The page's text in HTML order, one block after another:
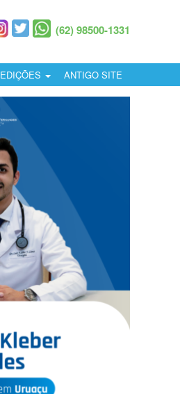
(62) 98500-1331
EDIÇÕES ANTIGO SITE